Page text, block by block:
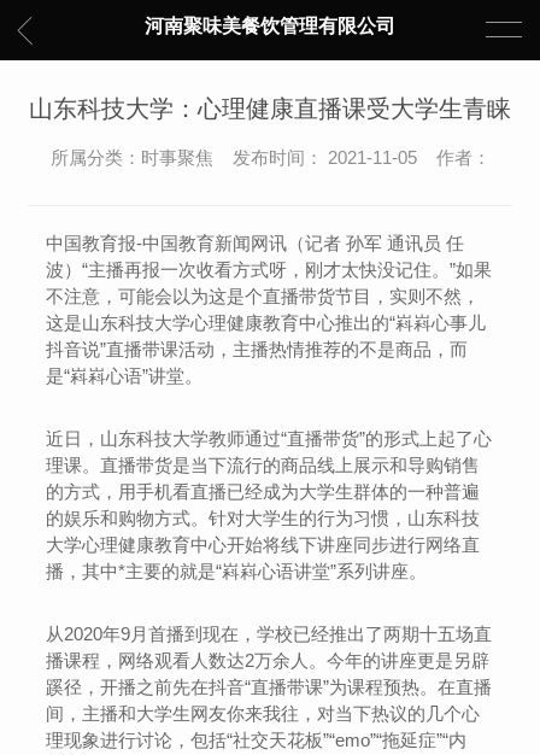
河南聚味美餐饮管理有限公司
山东科技大学：心理健康直播课受大学生青睐
所属分类：时事聚焦 发布时间： 2021-11-05 作者：
中国教育报-中国教育新闻网讯（记者 孙军 通讯员 任
波）“主播再报一次收看方式呀，刚才太快没记住。”如果
不注意，可能会以为这是个直播带货节目，实则不然，
这是山东科技大学心理健康教育中心推出的“嵙嵙心事儿
抖音说”直播带课活动，主播热情推荐的不是商品，而
是“嵙嵙心语”讲堂。
近日，山东科技大学教师通过“直播带货”的形式上起了心
理课。直播带货是当下流行的商品线上展示和导购销售
的方式，用手机看直播已经成为大学生群体的一种普遍
的娱乐和购物方式。针对大学生的行为习惯，山东科技
大学心理健康教育中心开始将线下讲座同步进行网络直
播，其中*主要的就是“嵙嵙心语讲堂”系列讲座。
从2020年9月首播到现在，学校已经推出了两期十五场直
播课程，网络观看人数达2万余人。今年的讲座更是另辟
蹊径，开播之前先在抖音“直播带课”为课程预热。在直播
间，主播和大学生网友你来我往，对当下热议的几个心
理现象进行讨论，包括“社交天花板”“emo”“拖延症”“内